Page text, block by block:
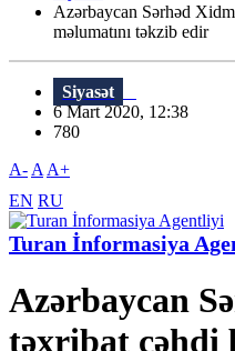
Azərbaycan Sərhəd
məlumatını təkzib edir
Siyasət
6 Mart 2020, 12:38
780
A- A A+
EN RU
Turan İnformasiya
Azərbaycan
təxribat cəhdi